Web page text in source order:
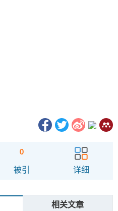
0
被引 详细
相关文章